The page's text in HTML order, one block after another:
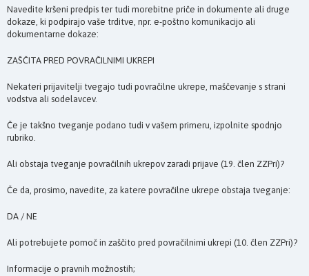
Navedite kršeni predpis ter tudi morebitne priče in dokumente ali druge
dokaze, ki podpirajo vaše trditve, npr. e-poštno komunikacijo ali
dokumentarne dokaze:
ZAŠČITA PRED POVRAČILNIMI UKREPI
Nekateri prijavitelji tvegajo tudi povračilne ukrepe, maščevanje s strani
vodstva ali sodelavcev.
Če je takšno tveganje podano tudi v vašem primeru, izpolnite spodnjo
rubriko.
Ali obstaja tveganje povračilnih ukrepov zaradi prijave (19. člen ZZPri)?
Če da, prosimo, navedite, za katere povračilne ukrepe obstaja tveganje:
DA / NE
Ali potrebujete pomoč in zaščito pred povračilnimi ukrepi (10. člen ZZPri)?
Informacije o pravnih možnostih;